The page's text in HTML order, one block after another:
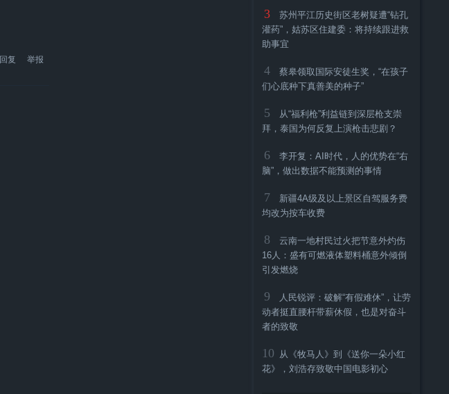
回复 举报
3
苏州平江历史街区老树疑遭“钻孔
灌药”，姑苏区住建委：将持续跟进救
助事宜
4
蔡皋领取国际安徒生奖，“在孩子
们心底种下真善美的种子”
5
从“福利枪”利益链到深层枪支崇
拜，泰国为何反复上演枪击悲剧？
6
李开复：AI时代，人的优势在“右
脑”，做出数据不能预测的事情
7
新疆4A级及以上景区自驾服务费
均改为按车收费
8
云南一地村民过火把节意外灼伤
16人：盛有可燃液体塑料桶意外倾倒
引发燃烧
9
人民锐评：破解“有假难休”，让劳
动者挺直腰杆带薪休假，也是对奋斗
者的致敬
10 从《牧马人》到《送你一朵小红
花》，刘浩存致敬中国电影初心